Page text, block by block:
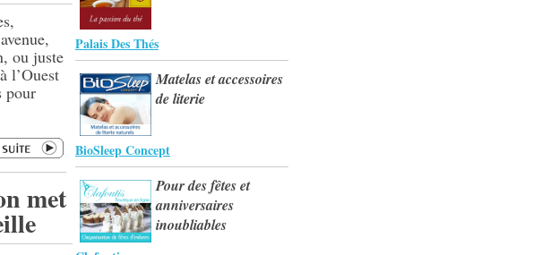
ou juste
l’Ouest
pour
met
Palais Des Thés
Matelas et accessoires
de literie
BioSleep Concept
Pour des fêtes et
anniversaires
inoubliables